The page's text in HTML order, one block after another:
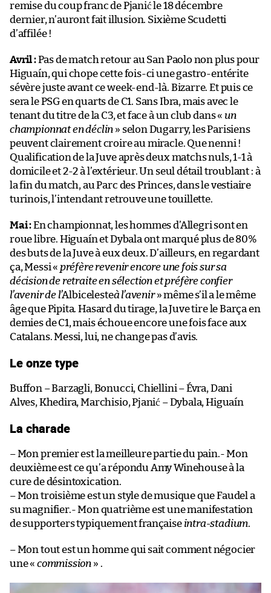
remise du coup franc de Pjanić le 18 décembre
dernier, n’auront fait illusion. Sixième Scudetti
d’affilée !
Avril :Pas de match retour au San Paolo non plus pour
Higuaín, qui chope cette fois-ci une gastro-entérite
sévère juste avant ce week-end-là. Bizarre. Et puis ce
sera le PSG en quarts de C1. Sans Ibra, mais avec le
tenant du titre de la C3, et face à un club dans « un
championnat en déclin » selon Dugarry, les Parisiens
peuvent clairement croire au miracle. Que nenni !
Qualification de la Juve après deux matchs nuls, 1-1 à
domicile et 2-2 à l’extérieur. Un seul détail troublant : à
la fin du match, au Parc des Princes, dans le vestiaire
turinois, l’intendant retrouve une touillette.
Mai :En championnat, les hommes d’Allegri sont en
roue libre. Higuaín et Dybala ont marqué plus de 80%
des buts de la Juve à eux deux. D’ailleurs, en regardant
ça, Messi « préfère revenir encore une fois sur sa
décision de retraite en sélection et préfère confier
l’avenir de l’Albicelesteà l’avenir» même s’il a le même
âge que Pipita. Hasard du tirage, la Juve tire le Barça en
demies de C1, mais échoue encore une fois face aux
Catalans. Messi, lui, ne change pas d’avis.
Le onze type
Buffon – Barzagli, Bonucci, Chiellini – Évra, Dani
Alves, Khedira, Marchisio, Pjanić – Dybala, Higuaín
La charade
– Mon premier est la meilleure partie du pain.- Mon
deuxième est ce qu’a répondu Amy Winehouse à la
cure de désintoxication.
– Mon troisième est un style de musique que Faudel a
su magnifier.- Mon quatrième est une manifestation
de supporters typiquement française intra-stadium.
– Mon tout est un homme qui sait comment négocier
une « commission » .